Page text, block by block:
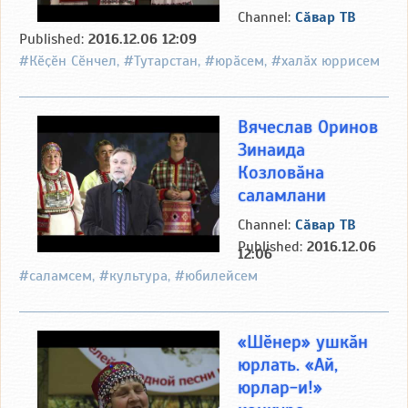
Channel: Сӑвар ТВ
Published: 2016.12.06 12:09
#Кӗҫӗн Сӗнчел, #Тутарстан, #юрӑсем, #халӑх юррисем
Вячеслав Оринов
Зинаида
Козловӑна
саламлани
Channel: Сӑвар ТВ
Published: 2016.12.06
12:06
#саламсем, #культура, #юбилейсем
«Шӗнер» ушкӑн
юрлать. «Ай,
юрлар-и!»